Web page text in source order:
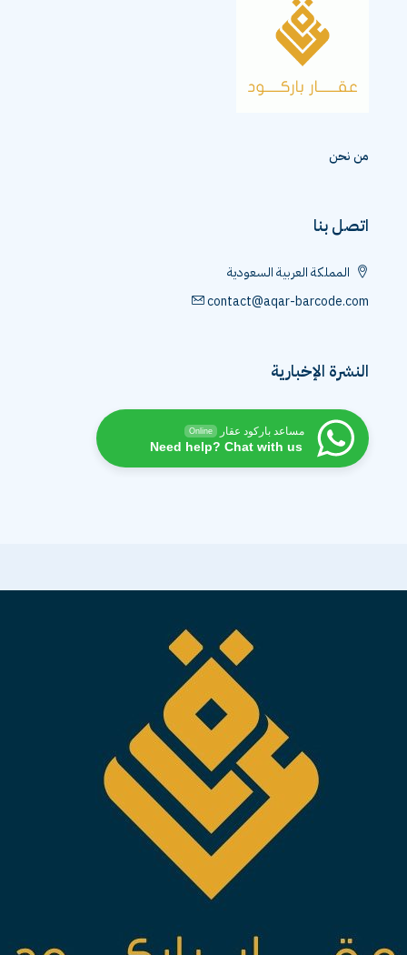
من نحن
اتصل بنا
المملكة العربية السعودية
contact@aqar-barcode.com
النشرة الإخبارية
مساعد باركود عقار Online
Need help? Chat with us